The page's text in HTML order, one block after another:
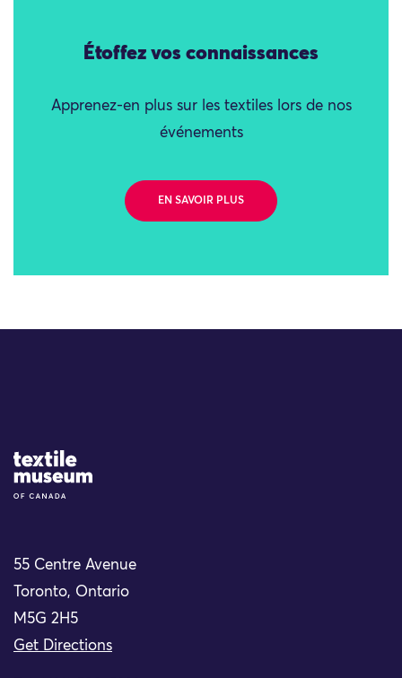
Étoffez vos connaissances
Apprenez-en plus sur les textiles lors de nos
événements
EN SAVOIR PLUS
Site Logo
55 Centre Avenue
Toronto, Ontario
M5G 2H5
Get Directions